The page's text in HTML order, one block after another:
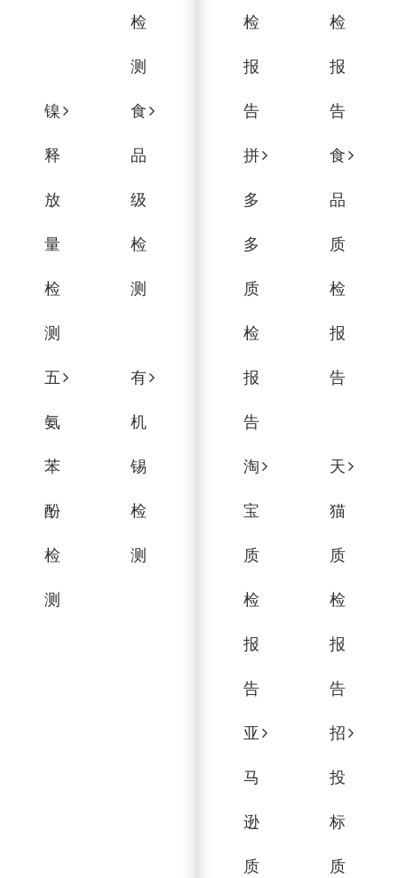
检
测
镍
释
放
量
检
测
食
品
级
检
测
五
氨
苯
酚
检
测
有
机
锡
检
测
检
报
告
检
报
告
拼
多
多
质
检
报
告
食
品
质
检
报
告
淘
宝
质
检
报
告
天
猫
质
检
报
告
亚
马
逊
质
招
投
标
质